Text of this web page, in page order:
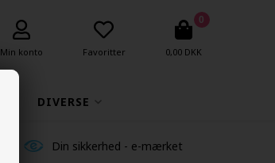
Min konto Favoritter
0
0,00 DKK
DIVERSE
Din sikkerhed - e-mærket